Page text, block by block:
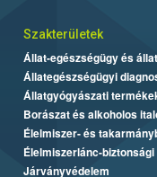
Szakterületek
Állat-egészségügy és
Állategészségügyi
Állatgyógyászati
Borászat és alkoholos
Élelmiszer- és
Élelmiszerlánc-
Járványvédelem